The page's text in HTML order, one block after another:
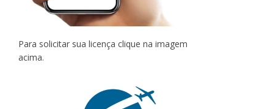
Para solicitar sua licença clique na imagem
acima.